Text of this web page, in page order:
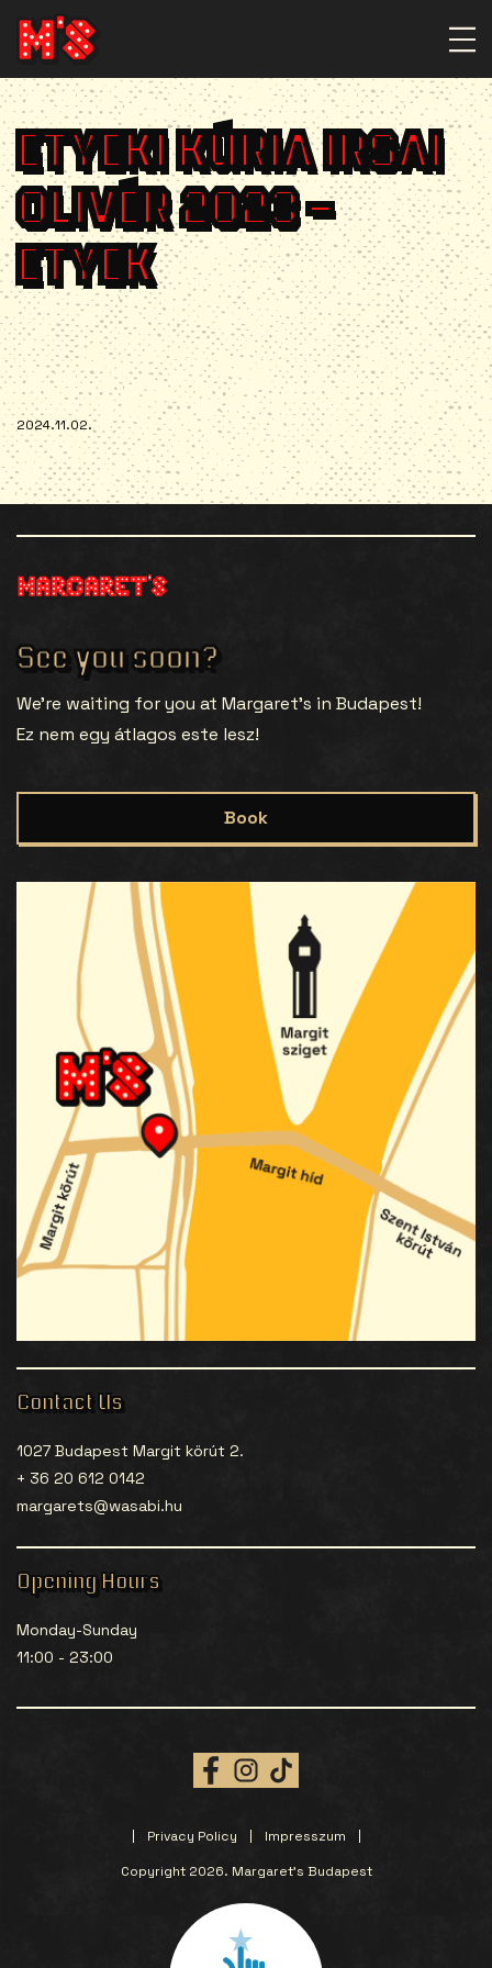
ETYEKI KÚRIA IRSAI
OLIVÉR 2023 –
ETYEK
2024.11.02.
See you soon?
We’re waiting for you at Margaret’s in Budapest!
Ez nem egy átlagos este lesz!
Book
Contact Us
1027 Budapest Margit körút 2.
+ 36 20 612 0142
margarets@wasabi.hu
Opening Hours
Monday-Sunday
11:00 - 23:00
Privacy Policy
Impresszum
Copyright 2026. Margaret’s Budapest